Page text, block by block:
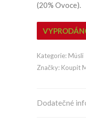
(20% Ovoce).
Kategorie: Müsli
Značky: Koupit
Dodatečné